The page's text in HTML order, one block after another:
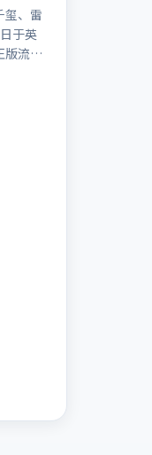
玺、雷
于英
版流媒
地
适合
阅读